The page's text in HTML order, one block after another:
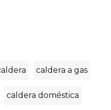
caldera a gas
caldera doméstica